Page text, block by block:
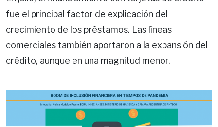
fue el principal factor de explicación del
crecimiento de los préstamos. Las líneas
comerciales también aportaron a la expansión del
crédito, aunque en una magnitud menor.